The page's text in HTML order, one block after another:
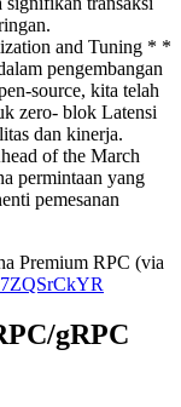
and Tuning * *
pengembangan
source, kita telah
zero- blok Latensi
dan kinerja.
of the March
permintaan yang
pemesanan
Premium RPC (via
gRPC